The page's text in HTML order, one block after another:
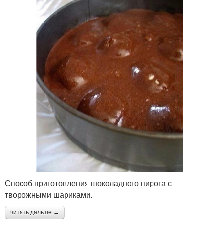
Способ приготовления шоколадного пирога с
творожными шариками.
читать дальше →